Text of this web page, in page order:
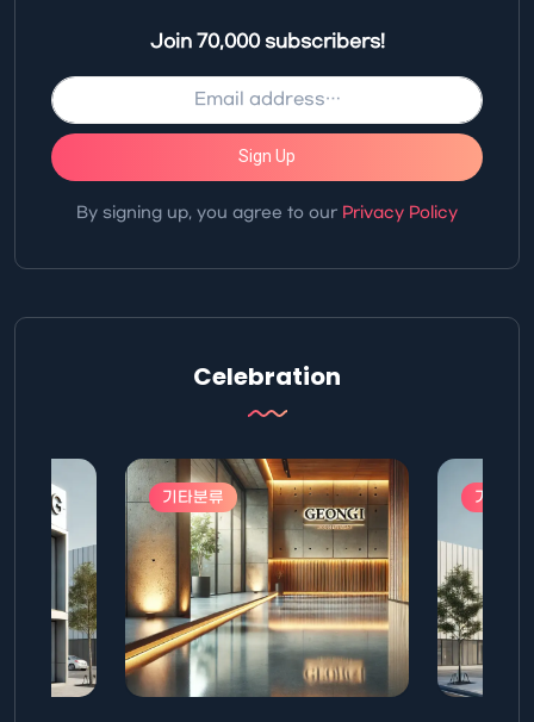
Join 70,000 subscribers!
Sign Up
By signing up, you agree to our Privacy Policy
Celebration
기타분류 기타분